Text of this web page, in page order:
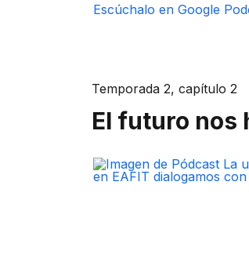
Escúchalo en Google
​​Temporada 2, c​apítulo 2​
El futuro nos